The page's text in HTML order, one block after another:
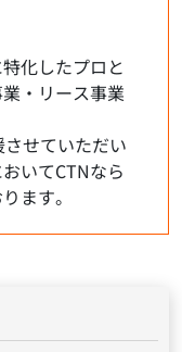
化したプロと
・リース事業
せていただい
いてCTNなら
ます。